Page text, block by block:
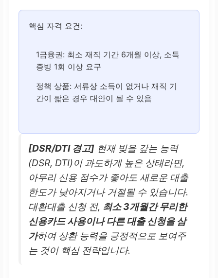
핵심 자격 요건:
1금융권: 최소 재직 기간 6개월 이상, 소득
증빙 1회 이상 요구
정책 상품: 서류상 소득이 없거나 재직 기
간이 짧은 경우 대안이 될 수 있음
[DSR/DTI 경고] 현재 빚을 갚는 능력
(DSR, DTI)이 과도하게 높은 상태라면,
아무리 신용 점수가 좋아도 새로운 대출
한도가 낮아지거나 거절될 수 있습니다.
대환대출 신청 전, 최소 3개월간 무리한
신용카드 사용이나 다른 대출 신청을 삼
가하여 상환 능력을 긍정적으로 보여주
는 것이 핵심 전략입니다.